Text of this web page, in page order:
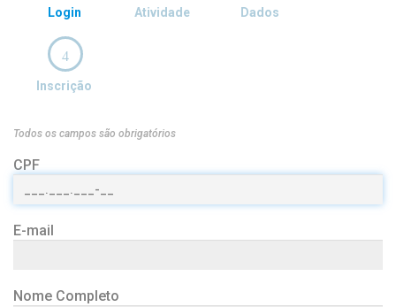
Login Atividade Dados
4
Inscrição
Todos os campos são obrigatórios
CPF
E-mail
Nome Completo